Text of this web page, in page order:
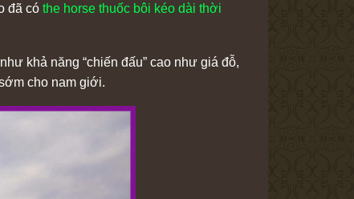
đã có the horse thuốc bôi kéo dài thời
khả năng “chiến đấu” cao như giá đỗ,
cho nam giới.